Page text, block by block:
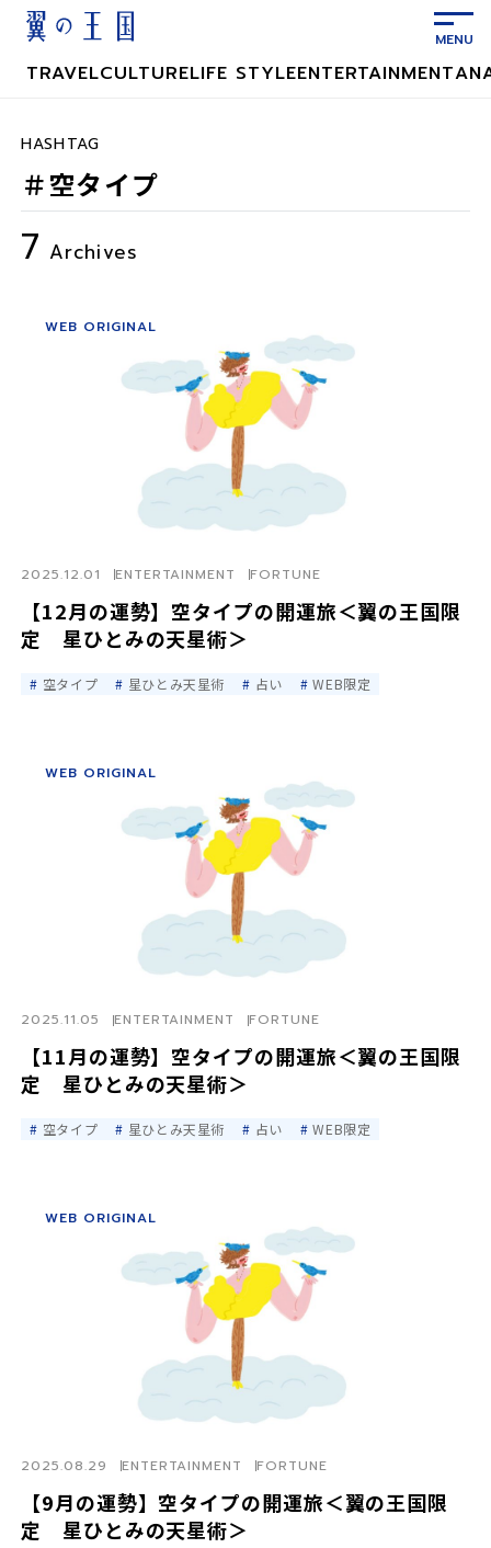
TRAVELCULTURELIFE STYLEENTERTAINMENT
＃空タイプ
HASHTAG
7 Archives
【12月の運勢】空タイプの開運旅＜翼の王国限
定 星ひとみの天星術＞
2025.12.01 ENTERTAINMENT FORTUNE
WEB ORIGINAL
空タイプ 星ひとみ天星術 占い WEB限定
【11月の運勢】空タイプの開運旅＜翼の王国限
定 星ひとみの天星術＞
2025.11.05 ENTERTAINMENT FORTUNE
WEB ORIGINAL
空タイプ 星ひとみ天星術 占い WEB限定
【9月の運勢】空タイプの開運旅＜翼の王国限
定 星ひとみの天星術＞
2025.08.29 ENTERTAINMENT FORTUNE
WEB ORIGINAL